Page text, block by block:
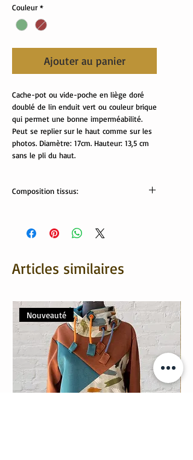
Couleur *
Ajouter au panier
Cache-pot ou vide-poche en liège doré
doublé de lin enduit vert ou couleur brique
qui permet une bonne imperméabilité.
Peut se replier sur le haut comme sur les
photos. Diamètre: 17cm. Hauteur: 13,5 cm
sans le pli du haut.
Composition tissus:
Articles similaires
Nouveauté